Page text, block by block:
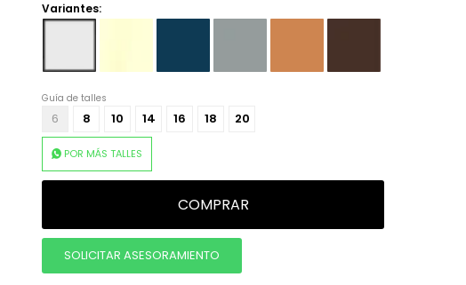
Variantes:
Guía de talles
6 8 10 14 16 18 20
POR MÁS TALLES
COMPRAR
SOLICITAR ASESORAMIENTO